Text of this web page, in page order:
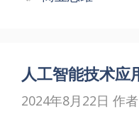
人工智能技术应
2024年8月22日 作者